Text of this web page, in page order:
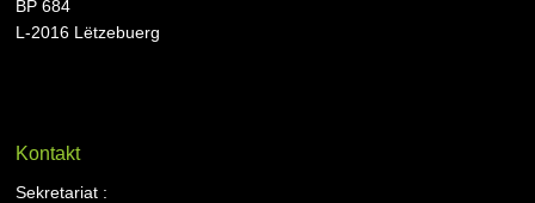
BP 684
L-2016 Lëtzebuerg
Kontakt
Sekretariat :